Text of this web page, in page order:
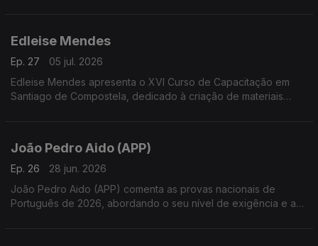
Edleise Mendes
Ep. 27
05 jul. 2026
Edleise Mendes apresenta o XVI Curso de Capacitação em
Santiago de Compostela, dedicado à criação de materiais
João Pedro Aido (APP)
Ep. 26
28 jun. 2026
João Pedro Aido (APP) comenta as provas nacionais de
Português de 2026, abordando o seu nível de exigência e a